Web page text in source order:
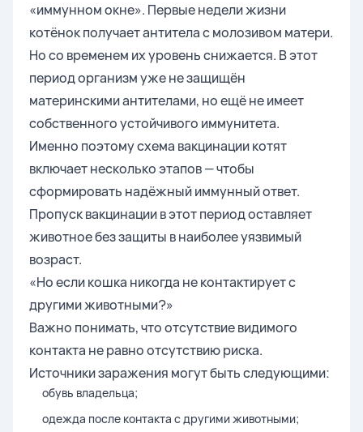
«иммунном окне». Первые недели жизни
котёнок получает антитела с молозивом матери.
Но со временем их уровень снижается. В этот
период организм уже не защищён
материнскими антителами, но ещё не имеет
собственного устойчивого иммунитета.
Именно поэтому схема вакцинации котят
включает несколько этапов — чтобы
сформировать надёжный иммунный ответ.
Пропуск вакцинации в этот период оставляет
животное без защиты в наиболее уязвимый
возраст.
«Но если кошка никогда не контактирует с
другими животными?»
Важно понимать, что отсутствие видимого
контакта не равно отсутствию риска.
Источники заражения могут быть следующими:
обувь владельца;
одежда после контакта с другими животными;